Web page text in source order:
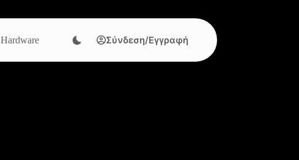
Hardware Σύνδεση/Εγγραφή